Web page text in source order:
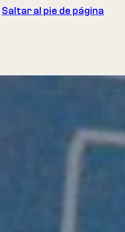
Saltar al pie de página